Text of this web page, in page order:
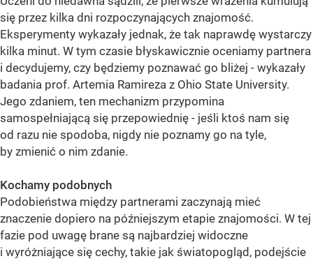
się przez kilka dni rozpoczynających znajomość.
Eksperymenty wykazały jednak, że tak naprawdę wystarczy
kilka minut. W tym czasie błyskawicznie oceniamy partnera
i decydujemy, czy będziemy poznawać go bliżej - wykazały
badania prof. Artemia Ramireza z Ohio State University.
Jego zdaniem, ten mechanizm przypomina
samospełniającą się przepowiednię - jeśli ktoś nam się
od razu nie spodoba, nigdy nie poznamy go na tyle,
by zmienić o nim zdanie.
Kochamy podobnych
Podobieństwa między partnerami zaczynają mieć
znaczenie dopiero na późniejszym etapie znajomości. W tej
fazie pod uwagę brane są najbardziej widoczne
i wyróżniające się cechy, takie jak światopogląd, podejście